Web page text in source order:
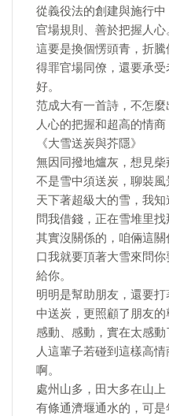
從義役法的創建與施行
官場規則、善於把握人心
這要是換個愣頭青，折
得罪官場同僚，還要承
好。
范成大有一首詩，不怎
人心的把握和超高的情商
《大雪送炭與芥隱》
無因同撥地爐灰，想見柴
不是雪中須送炭，聊裝風
天下著超級大的雪，我
問我借錢，正在雪堆里找
其實沒關係的，咱倆這
口我就要頂著大雪來問
給你。
明明是幫助朋友，還要
中送炭，更照顧了朋友的
感動、感動，實在太感動
人這輩子若碰到這樣高
啊。
處州山多，田大多在山
有條通濟堰通水的，可是